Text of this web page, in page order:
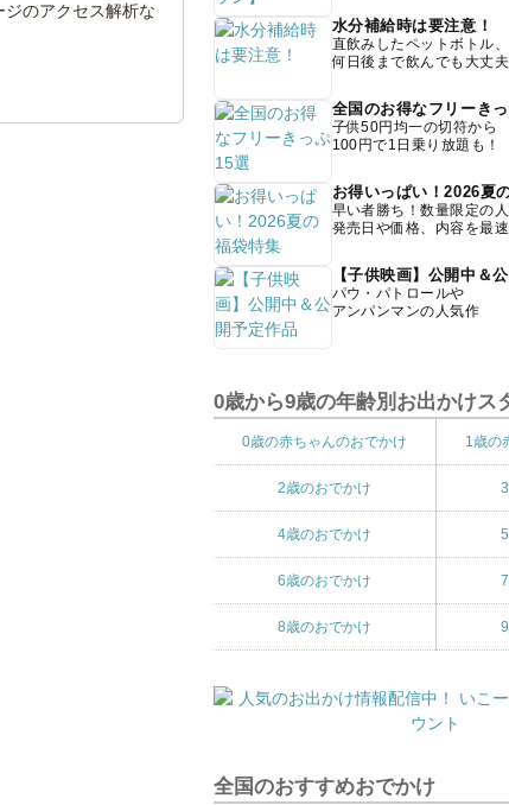
のアクセス解析な
水分補給時は要注意！
直飲みしたペットボトル、
何日後まで飲んでも大丈夫
全国のお得なフリーき
子供50円均一の切符から
100円で1日乗り放題も！
お得いっぱい！2026夏
早い者勝ち！数量限定の
発売日や価格、内容を最
【子供映画】公開中＆
パウ・パトロールや
アンパンマンの人気作
0歳から9歳の年齢別お出かけス
0歳の赤ちゃんのおでかけ 1歳の
2歳のおでかけ
4歳のおでかけ
6歳のおでかけ
8歳のおでかけ
全国のおすすめおでかけ